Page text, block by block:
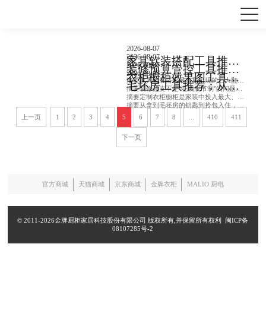
家具软装搭配工具推荐：飞流AI方案+商城同款
摘要家具软装搭配最容易出现的三大翻车场景：颜色搭在一起显乱、尺寸买错放不进、效果图好看实物凑一起完全不是那么回事。飞流AI通过美图质感升级让搭配效果在真实感光照...
2026-08-07
装修预算管控工具推荐：飞流AI细化报价防超支
摘要装修超支不是"花钱没节制"的问题，而是你没有拿到一份足够细的报价明细。传统装修报价的颗粒度太粗——"厨卫装修X万元"这一个条目下面藏着水电、瓷砖、吊顶、橱柜...
2026-08-07
衣柜橱柜效果图工具推荐：飞流AI实拍对比
2026-08-07
毛坯房工具推荐：从拿房到入住全攻略
2026-08-07
上一页 1 2 3 4 5 6 7 8 410 411
下一页
官方商城 天猫商城 京东商城 金牌衣柜 MALIO 厨电
© 2011-2026金牌厨柜家居科技股份有限公司 版权所有,并保留所有权利 闽ICP备
08107285号-2